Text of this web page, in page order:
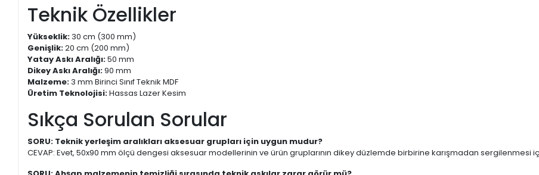
Teknik Özellikler
Yükseklik:30 cm (300 mm)
Genişlik:20 cm (200 mm)
Yatay Askı Aralığı:50 mm
Dikey Askı Aralığı:90 mm
Malzeme:3 mm Birinci Sınıf Teknik MDF
Üretim Teknolojisi:Hassas Lazer Kesim
Sıkça Sorulan Sorular
SORU: Teknik yerleşim aralıkları aksesuar grupları için uygun mudur?
CEVAP: Evet, 50x90 mm ölçü dengesi aksesuar modellerinin ve ürün gruplarının dikey düzlemde birbirine karışmadan sergilenmesi